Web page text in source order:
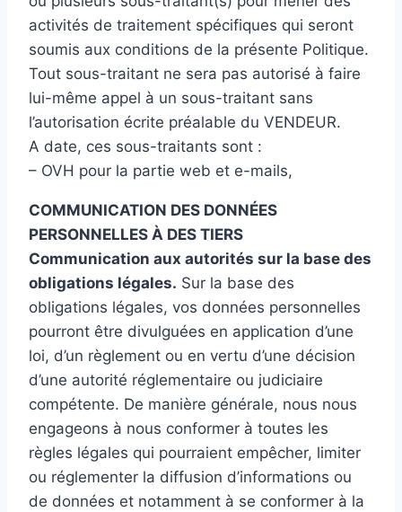
activités de traitement spécifiques qui seront
soumis aux conditions de la présente Politique.
Tout sous-traitant ne sera pas autorisé à faire
lui-même appel à un sous-traitant sans
l’autorisation écrite préalable du VENDEUR.
A date, ces sous-traitants sont :
– OVH pour la partie web et e-mails,
COMMUNICATION DES DONNÉES
PERSONNELLES À DES TIERS
Communication aux autorités sur la base des
obligations légales. Sur la base des
obligations légales, vos données personnelles
pourront être divulguées en application d’une
loi, d’un règlement ou en vertu d’une décision
d’une autorité réglementaire ou judiciaire
compétente. De manière générale, nous nous
engageons à nous conformer à toutes les
règles légales qui pourraient empêcher, limiter
ou réglementer la diffusion d’informations ou
de données et notamment à se conformer à la